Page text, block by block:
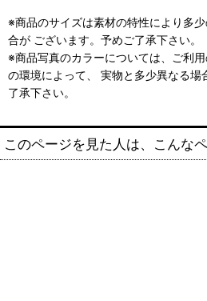
※商品のサイズは素材の特性により多
合が ございます。予めご了承下さい。
※商品写真のカラーについては、ご利
の環境によって、 実物と多少異なる場
了承下さい。
このページを見た人は、こんな